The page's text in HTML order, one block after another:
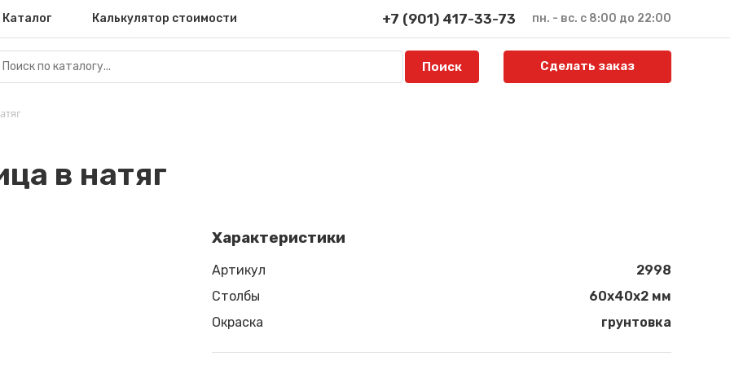
Каталог Калькулятор стоимости +7 (901) 417-33-73 пн. - вс. с 8:00 до 22:00
Сделать заказ
в натяг
Характеристики
Артикул
2998
Столбы
60х40х2 мм
Окраска
грунтовка